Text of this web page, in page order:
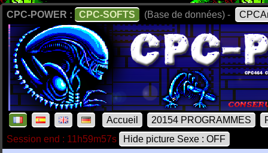
CPC-POWER : CPC-SOFTS (Base de données) -
Accueil 20154 PROGRAMMES
Session end : 11h59m57s
Hide picture Sexe : OFF